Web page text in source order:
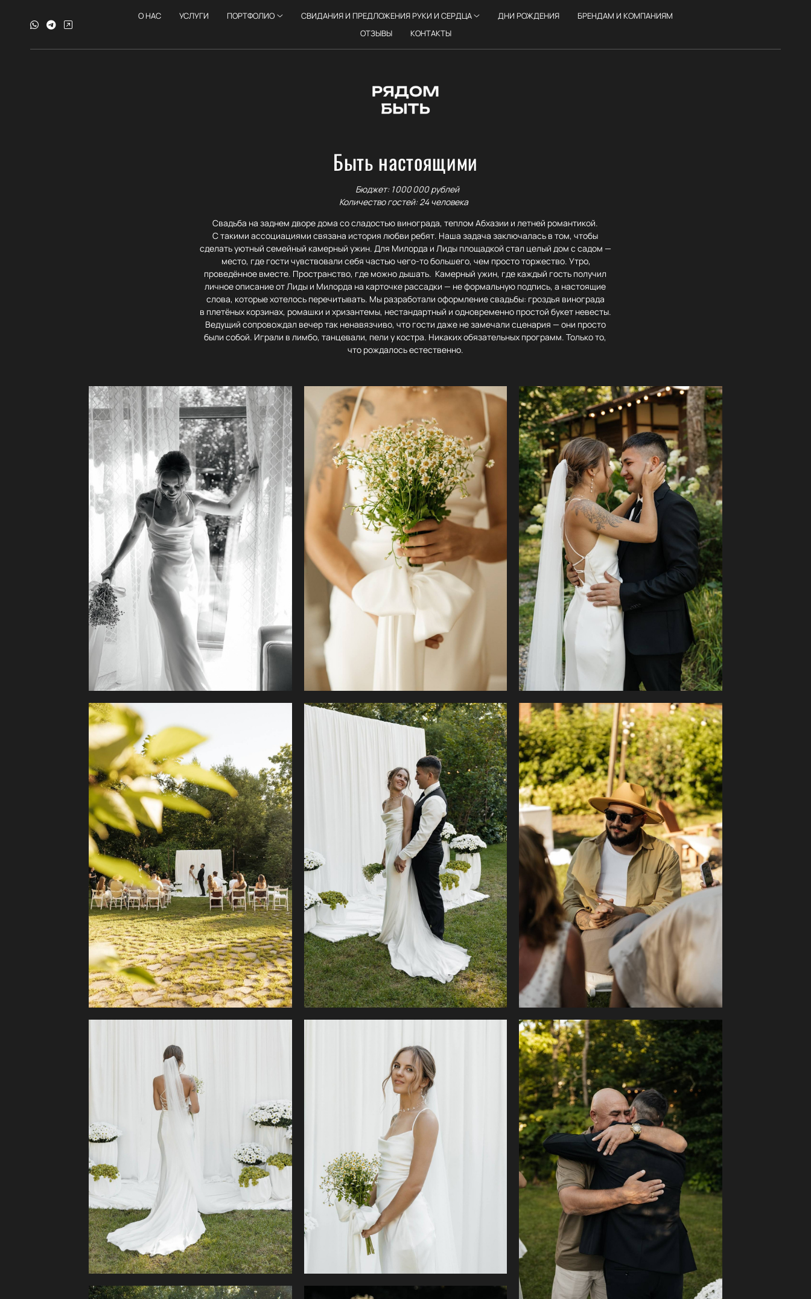
О НАС УСЛУГИ ПОРТФОЛИО СВИДАНИЯ И ПРЕДЛОЖЕНИЯ РУКИ И СЕРДЦА ДНИ РОЖДЕНИЯ
БРЕНДАМ И КОМПАНИЯМ
ОТЗЫВЫ
КОНТАКТЫ
Быть настоящими
Бюджет: 1 000 000 рублей
Количество гостей: 24 человека
Свадьба на заднем дворе дома со сладостью винограда, теплом Абхазии и летней романтикой.
С такими ассоциациями связана история любви ребят. Наша задача заключалась в том, чтобы
сделать уютный семейный камерный ужин. Для Милорда и Лиды площадкой стал целый дом с садом —
место, где гости чувствовали себя частью чего-то большего, чем просто торжество. Утро,
проведённое вместе. Пространство, где можно дышать. Камерный ужин, где каждый гость получил
личное описание от Лиды и Милорда на карточке рассадки — не формальную подпись, а настоящие
слова, которые хотелось перечитывать. Мы разработали оформление свадьбы: гроздья винограда
в плетёных корзинах, ромашки и хризантемы, нестандартный и одновременно простой букет невесты.
Ведущий сопровождал вечер так ненавязчиво, что гости даже не замечали сценария — они просто
были собой. Играли в лимбо, танцевали, пели у костра. Никаких обязательных программ. Только то,
что рождалось естественно.